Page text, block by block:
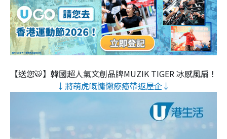
【送您🐯】韓國超人氣文創品牌MUZIK TIGER 冰感風扇！
↓將萌虎嘅慵懶療癒帶返屋企↓